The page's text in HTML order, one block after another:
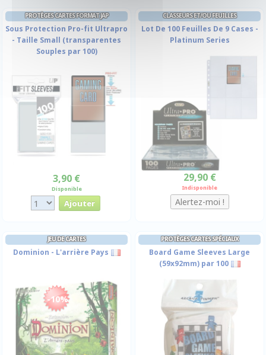
PROTÈGES CARTES FORMAT JAP
Sous Protection Pro-fit Ultrapro
- Taille Small (transparentes
Souples par 100)
3,90 €
Disponible
CLASSEURS ET/OU FEUILLES
Lot De 100 Feuilles De 9 Cases -
Platinum Series
29,90 €
Indisponible
JEU DE CARTES
Dominion - L'arrière Pays
-10%
PROTÈGES CARTES SPÉCIAUX
Board Game Sleeves Large
(59x92mm) par 100